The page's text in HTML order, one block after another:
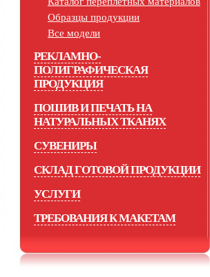
Образцы продукции
Все модели
РЕКЛАМНО-
ПОЛИГРАФИЧЕСКАЯ
ПРОДУКЦИЯ
ПОШИВ И ПЕЧАТЬ НА
НАТУРАЛЬНЫХ ТКАНЯХ
СУВЕНИРЫ
СКЛАД ГОТОВОЙ ПРОДУКЦИИ
УСЛУГИ
ТРЕБОВАНИЯ К МАКЕТАМ